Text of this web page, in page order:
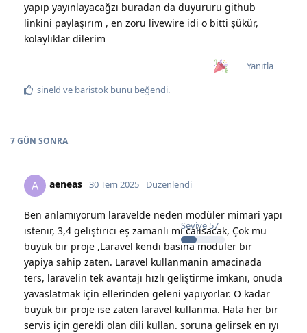
yapıp yayınlayacağzı buradan da duyururu github
linkini paylaşırım , en zoru livewire idi o bitti şükür,
kolaylıklar dilerim
Yanıtla
sineld ve baristok bunu beğendi.
7 GÜN SONRA
A aeneas
Seviye 57
30 Tem 2025 Düzenlendi
Ben anlamıyorum laravelde neden modüler mimari yapı
istenir, 3,4 geliştirici eş zamanlı mi calisacak, Çok mu
büyük bir proje ,Laravel kendi basina modüler bir
yapiya sahip zaten. Laravel kullanmanin amacinada
ters, laravelin tek avantajı hızlı geliştirme imkanı, onuda
yavaslatmak için ellerinden geleni yapıyorlar. O kadar
büyük bir proje ise zaten laravel kullanma. Hata her bir
servis için gerekli olan dili kullan. soruna gelirsek en ıyı